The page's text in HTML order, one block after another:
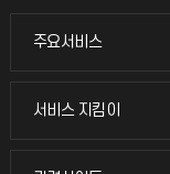
주요서비스
주요서비스
교무회의방송
서비스 지킴이
서비스 지킴이
묻고 답하기